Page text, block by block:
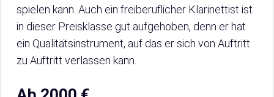
spielen kann. Auch ein freiberuflicher Klarinettist ist
in dieser Preisklasse gut aufgehoben, denn er hat
ein Qualitätsinstrument, auf das er sich von Auftritt
zu Auftritt verlassen kann.